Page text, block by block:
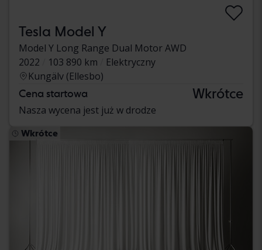
Tesla Model Y
Model Y Long Range Dual Motor AWD
2022
103 890 km
Elektryczny
Kungälv (Ellesbo)
Cena startowa Wkrótce
Nasza wycena jest już w drodze
Wkrótce